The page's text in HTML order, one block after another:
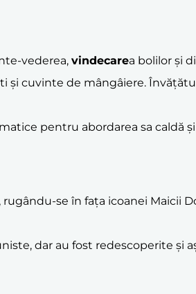
vederea, vindecarea bolilor și
cuvinte de mângâiere.
pentru abordarea sa caldă
se în fața icoanei Maicii
dar au fost redescoperite și